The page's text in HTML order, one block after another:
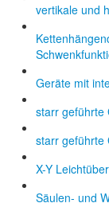
vertikale und
Geräte mit
starr geführte
starr geführte
X-Y
Säulen- und